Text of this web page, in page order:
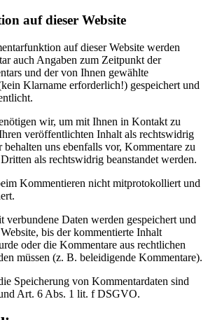
auf dieser Website
auf dieser Website werden
auch Angaben zum Zeitpunkt der
und der von Ihnen gewählte
Klarname erforderlich!) gespeichert und
wir, um mit Ihnen in Kontakt zu
veröffentlichten Inhalt als rechtswidrig
behalten uns ebenfalls vor, Kommentare zu
als rechtswidrig beanstandet werden.
Kommentieren nicht mitprotokolliert und
verbundene Daten werden gespeichert und
bis der kommentierte Inhalt
oder die Kommentare aus rechtlichen
müssen (z. B. beleidigende Kommentare).
Speicherung von Kommentardaten sind
Art. 6 Abs. 1 lit. f DSGVO.